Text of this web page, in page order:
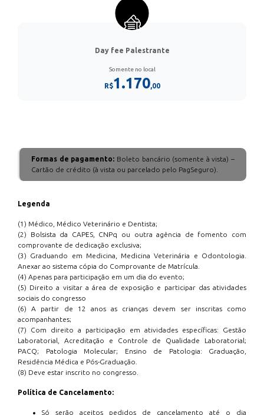
Day fee Palestrante
Somente no local
R$1.170,00
Formas de pagamento: Boleto bancário (somente à vista) –
Cartão de crédito (à vista ou parcelado pelo PagSeguro).
Legenda
(1) Médico, Médico Veterinário e Dentista;
(2) Bolsista da CAPES, CNPq ou outra agência de fomento com
comprovante de dedicação exclusiva;
(3) Graduando em Medicina, Medicina Veterinária e Odontologia.
Anexar ao sistema cópia do Comprovante de Matrícula.
(4) Apenas para participação em um dia do evento;
(5) Direito a visitar a área de exposição e participar das atividades
sociais do congresso
(6) A partir de 12 anos as crianças devem ser inscritas como
acompanhantes;
(7) Com direito a participação em atividades específicas: Gestão
Laboratorial, Acreditação e Controle de Qualidade Laboratorial;
PACQ; Patologia Molecular; Ensino de Patologia: Graduação,
Residência Médica e Pós-Graduação.
(8) Deve estar inscrito no congresso.
Política de Cancelamento:
Só serão aceitos pedidos de cancelamento até o dia